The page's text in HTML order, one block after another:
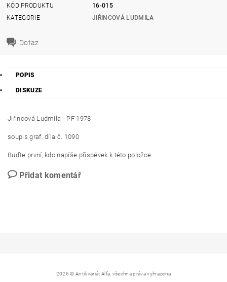
KÓD PRODUKTU
16-015
KATEGORIE
JIŘINCOVÁ LUDMILA
Dotaz
POPIS
DISKUZE
Jiřincová Ludmila - PF 1978
soupis graf. díla č. 1090
Buďte první, kdo napíše příspěvek k této položce.
Přidat komentář
2026 © Antikvariát Alfa, všechna práva vyhrazena